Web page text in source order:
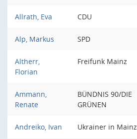
Allrath, Eva CDU
Alp, Markus SPD
Altherr,
Florian
Freifunk Mainz
Ammann,
Renate
BÜNDNIS 90/DIE
GRÜNEN
Andreiko, Ivan Ukrainer in Mainz